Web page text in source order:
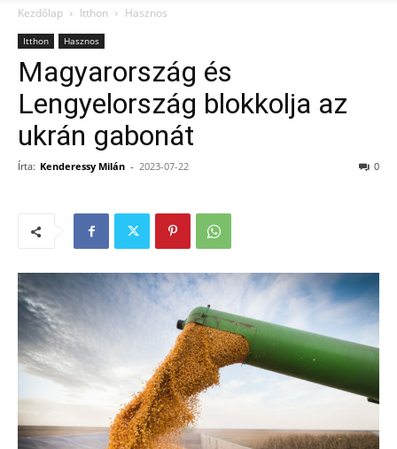
Kezdőlap Itthon Hasznos
Itthon Hasznos
Magyarország és
Lengyelország blokkolja az
ukrán gabonát
Írta: Kenderessy Milán - 2023-07-22 0